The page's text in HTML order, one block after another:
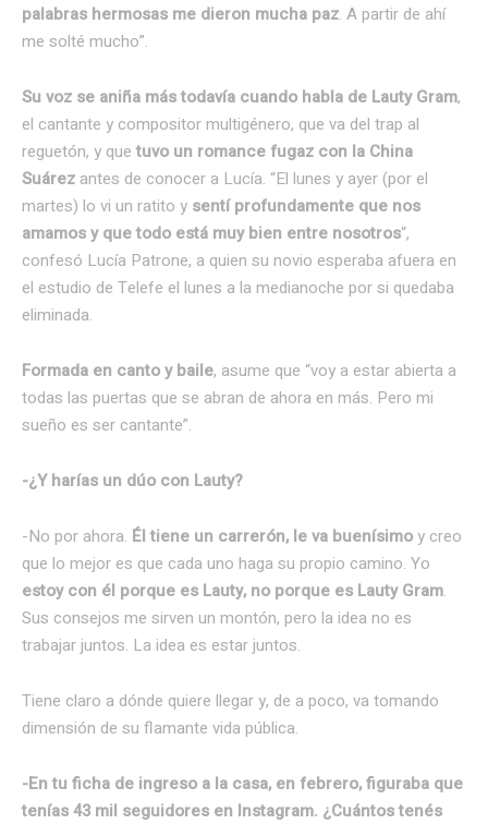
palabras hermosas me dieron mucha paz. A partir de ahí
me solté mucho”.
Su voz se aniña más todavía cuando habla de Lauty Gram,
el cantante y compositor multigénero, que va del trap al
reguetón, y quetuvo un romance fugaz con la China
Suárez antes de conocer a Lucía. “El lunes y ayer (por el
martes) lo vi un ratito y sentí profundamente que nos
amamos y que todo está muy bien entre nosotros“,
confesó Lucía Patrone, a quien su novio esperaba afuera en
el estudio de Telefe el lunes a la medianoche por si quedaba
eliminada.
Formada en canto y baile, asume que “voy a estar abierta a
todas las puertas que se abran de ahora en más. Pero mi
sueño es ser cantante”.
-¿Y harías un dúo con Lauty?
-No por ahora. Él tiene un carrerón, le va buenísimoy creo
que lo mejor es que cada uno haga su propio camino. Yo
estoy con él porque es Lauty, no porque es Lauty Gram.
Sus consejos me sirven un montón, pero la idea no es
trabajar juntos. La idea es estar juntos.
Tiene claro a dónde quiere llegar y, de a poco, va tomando
dimensión de su flamante vida pública.
-En tu ficha de ingreso a la casa, en febrero, figuraba que
tenías 43 mil seguidores en Instagram. ¿Cuántos tenés